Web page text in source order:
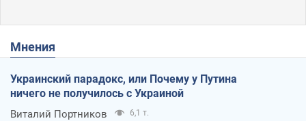
Мнения
Украинский парадокс, или Почему у Путина
ничего не получилось с Украиной
Виталий Портников 6,1 т.